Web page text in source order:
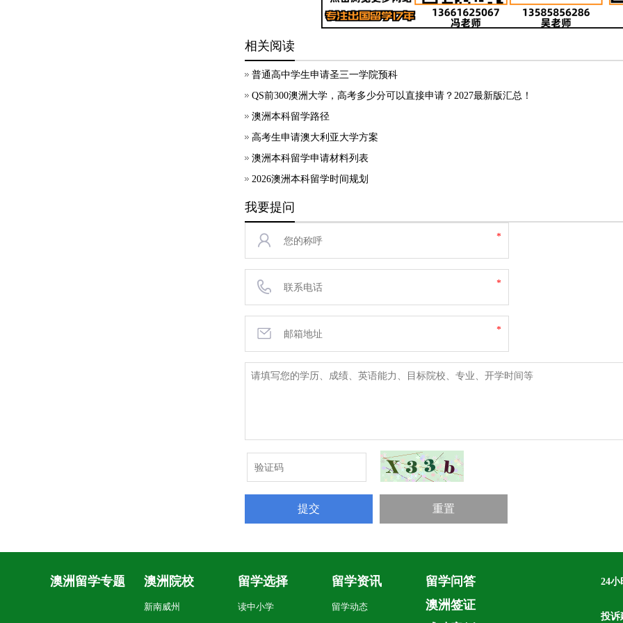
相关阅读
普通高中学生申请圣三一学院预科
QS前300澳洲大学，高考多少分可以直接申请？2027最新版汇总！
澳洲本科留学路径
高考生申请澳大利亚大学方案
澳洲本科留学申请材料列表
2026澳洲本科留学时间规划
我要提问
*
*
*
澳洲留学专题 澳洲院校
新南威州
留学选择
读中小学
留学资讯
留学动态
留学问答
澳洲签证
24小
投诉